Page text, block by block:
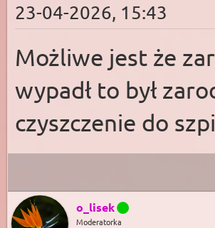
23-04-2026, 15:43
Możliwe jest że
wypadł to był
czyszczenie do
o_lisek
Moderatorka